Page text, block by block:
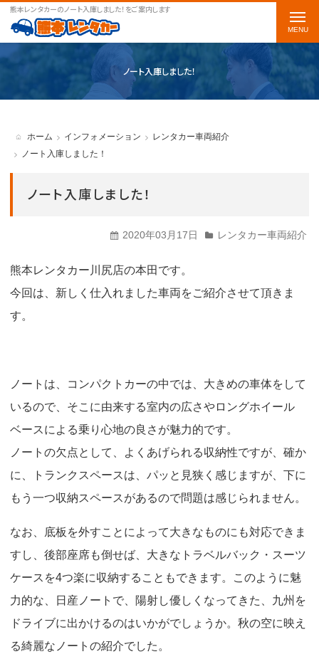
熊本レンタカーのノート入庫しました！をご案内します
ノート入庫しました！
ホーム インフォメーション
レンタカー車両紹介
ノート入庫しました！
ノート入庫しました！
2020年03月17日 レンタカー車両紹介
熊本レンタカー川尻店の本田 です。
今回は、新しく仕入れました車両をご紹介させて頂きま
す。
ノートは、コンパクトカーの中では、大きめの車体をして
いるので、そこに由来する室内の広さやロングホイール
ベースによる乗り心地の良さが魅力的です。
ノートの欠点として、よくあげられる収納性ですが、確か
に、トランクスペースは、パッと見狭く感じますが、下に
もう一つ収納スペースがあるので問題は感じられません。
なお、底板を外すことによって大きなものにも対応できま
すし、後部座席も倒せば、大きなトラベルバック・スーツ
ケースを4つ楽に収納することもできます。このように魅
力的な、日産ノートで、陽射し優しくなってきた、九州を
ドライブに出かけるのはいかがでしょうか。秋の空に映え
る綺麗なノートの紹介でした。
t
o
g
l
g